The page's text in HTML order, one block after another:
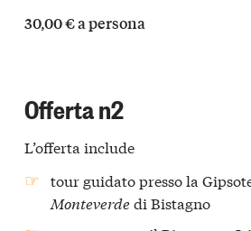
30,00 € a persona
Offerta n2
L’offerta include
tour guidato presso la
Monteverdedi Bistagno